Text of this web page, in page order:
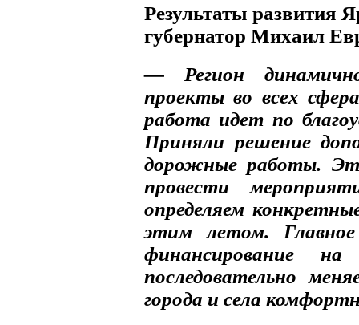
Результаты развития
губернатор Михаил
— Регион
проекты во всех
работа идет по
Приняли решение
дорожные работы.
провести
определяем
этим летом.
финансирование
последовательно
города и села